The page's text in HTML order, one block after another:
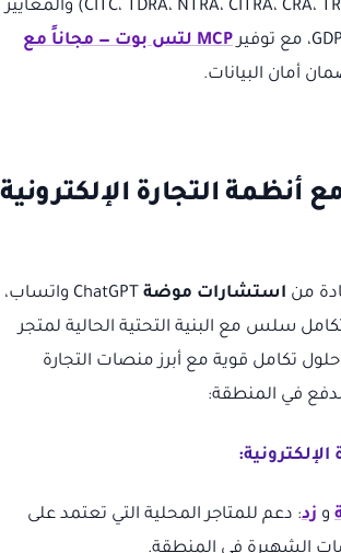
المحلية (مثل CITC، TDRA، NTRA، CITRA، CRA، TRA) والمعايير
MCP لتس بوت — مجاناً مع
أمان البيانات.
التجارة الإلكترونية
من استشارات موضة
ChatGPT واتساب،
سلس مع البنية التحتية الحالية لمتجر
الأزياء. توفر LetsBot حلول تكامل قوية مع أبرز منصات التجارة
في المنطقة:
و زد: دعم للمتاجر المحلية التي تعتمد على